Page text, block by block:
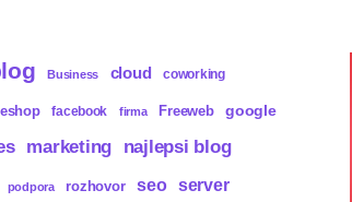
Business cloud coworking
eshop facebook firma Freeweb google
marketing najlepsi blog
podpora rozhovor seo server